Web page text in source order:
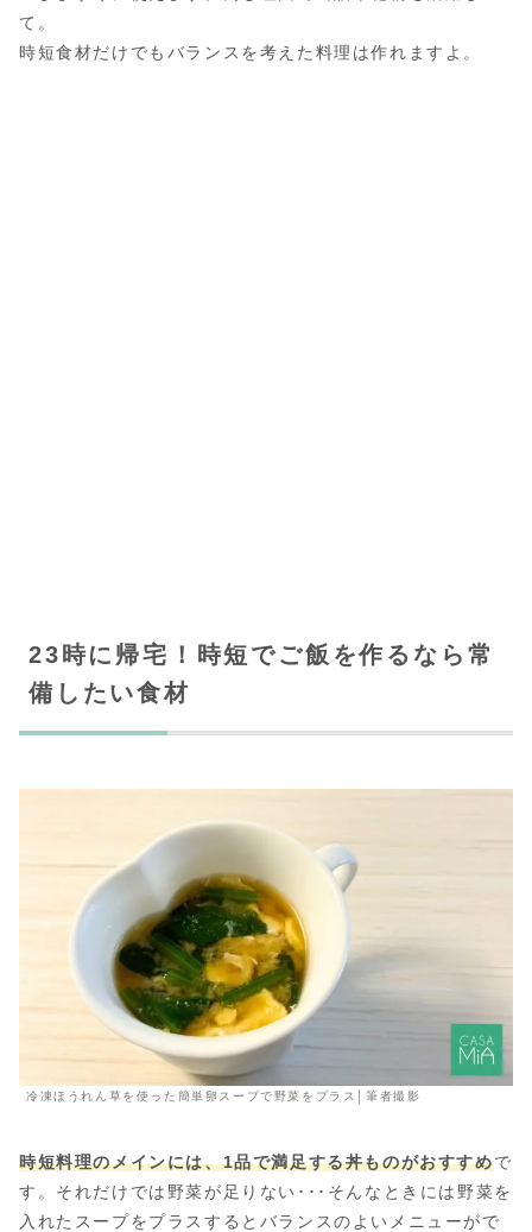
て。
時短食材だけでもバランスを考えた料理は作れますよ。
23時に帰宅！時短でご飯を作るなら常
備したい食材
冷凍ほうれん草を使った簡単卵スープで野菜をプラス│筆者撮影
時短料理のメインには、1品で満足する丼ものがおすすめで
す。それだけでは野菜が足りない･･･そんなときには野菜を
入れたスープをプラスするとバランスのよいメニューがで